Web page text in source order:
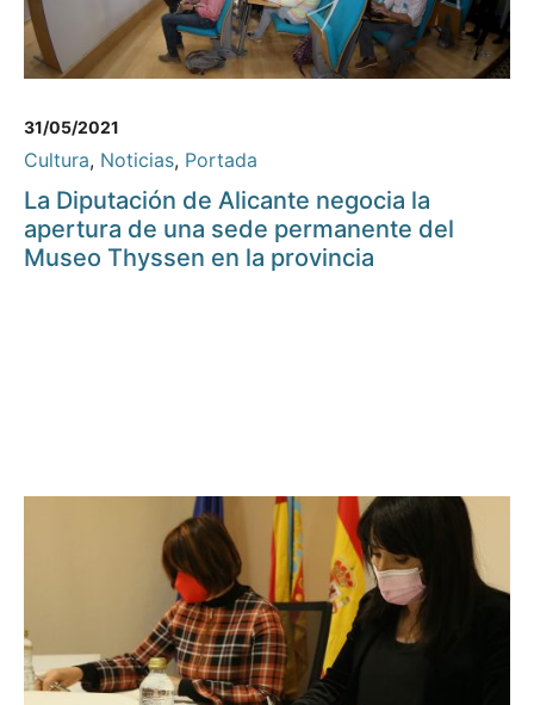
31/05/2021
Cultura, Noticias, Portada
La Diputación de Alicante negocia la
apertura de una sede permanente del
Museo Thyssen en la provincia